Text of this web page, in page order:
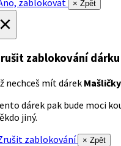
zablokovat
× Zpět
zablokování dárku
nechceš mít dárek
dárek pak bude moci
jiný.
zablokování
× Zpět